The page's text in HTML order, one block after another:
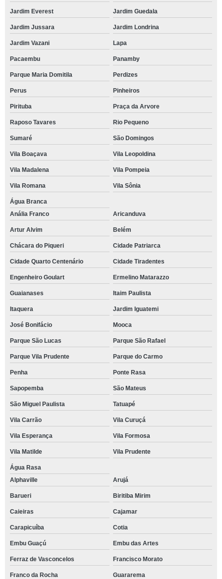
Jardim Everest Jardim Guedala
Jardim Jussara Jardim Londrina
Jardim Vazani Lapa
Pacaembu Panamby
Parque Maria Domitila Perdizes
Perus Pinheiros
Pirituba Praça da Arvore
Raposo Tavares Rio Pequeno
Sumaré São Domingos
Vila Boaçava Vila Leopoldina
Vila Madalena Vila Pompeia
Vila Romana Vila Sônia
Água Branca
Anália Franco
Aricanduva
Artur Alvim Belém
Chácara do Piqueri Cidade Patriarca
Cidade Quarto Centenário Cidade Tiradentes
Engenheiro Goulart Ermelino Matarazzo
Guaianases Itaim Paulista
Itaquera Jardim Iguatemi
José Bonifácio Mooca
Parque São Lucas Parque São Rafael
Parque Vila Prudente Parque do Carmo
Penha Ponte Rasa
Sapopemba São Mateus
São Miguel Paulista Tatuapé
Vila Carrão Vila Curuçá
Vila Esperança Vila Formosa
Vila Matilde Vila Prudente
Água Rasa
Alphaville
Arujá
Barueri Biritiba Mirim
Caieiras Cajamar
Carapicuíba Cotia
Embu Guaçú Embu das Artes
Ferraz de Vasconcelos Francisco Morato
Franco da Rocha Guararema